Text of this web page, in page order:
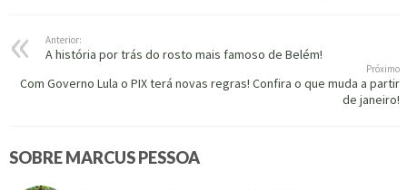
Anterior:
A história por trás do rosto mais famoso de Belém!
Próximo
Com Governo Lula o PIX terá novas regras! Confira o que muda a partir
de janeiro!
SOBRE MARCUS PESSOA